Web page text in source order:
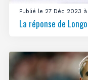
Publié le 27 Déc 2023
La réponse de